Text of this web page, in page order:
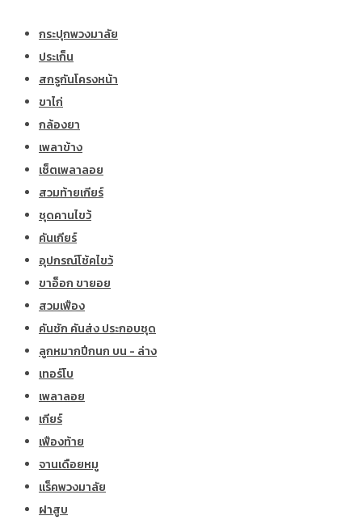
กระปุกพวงมาลัย
ประเก็น
สกรูกันโครงหน้า
ขาไก่
กล้องยา
เพลาข้าง
เซ็ตเพลาลอย
สวมท้ายเกียร์
ชุดคานไขว้
คันเกียร์
อุปกรณ์โช้คไขว้
ขาอ็อก ขายอย
สวมเฟือง
คันชัก คันส่ง ประกอบชุด
ลูกหมากปีกนก บน - ล่าง
เทอร์โบ
เพลาลอย
เกียร์
เฟืองท้าย
จานเดือยหมู
แร็คพวงมาลัย
ฝาสูบ